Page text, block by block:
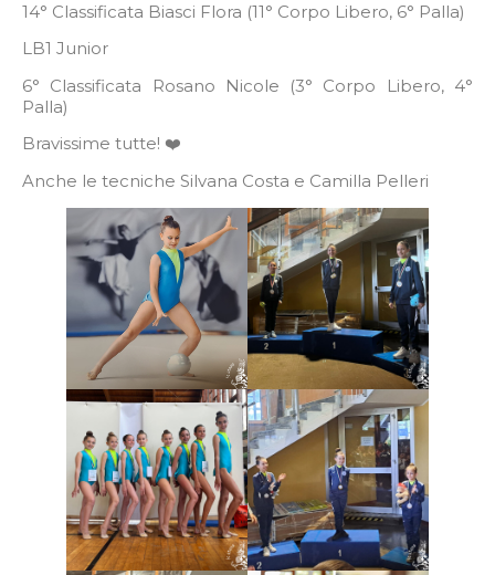
14° Classificata Biasci Flora (11° Corpo Libero, 6° Palla)
LB1 Junior
6° Classificata Rosano Nicole (3° Corpo Libero, 4°
Palla)
Bravissime tutte! ❤️
Anche le tecniche Silvana Costa e Camilla Pelleri